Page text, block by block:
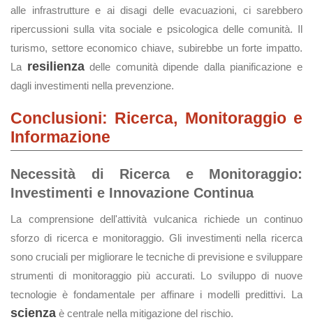
alle infrastrutture e ai disagi delle evacuazioni, ci sarebbero
ripercussioni sulla vita sociale e psicologica delle comunità. Il
turismo, settore economico chiave, subirebbe un forte impatto.
La resilienzadelle comunità dipende dalla pianificazione e
dagli investimenti nella prevenzione.
Conclusioni: Ricerca, Monitoraggio e
Informazione
Necessità di Ricerca e Monitoraggio:
Investimenti e Innovazione Continua
La comprensione dell'attività vulcanica richiede un continuo
sforzo di ricerca e monitoraggio. Gli investimenti nella ricerca
sono cruciali per migliorare le tecniche di previsione e sviluppare
strumenti di monitoraggio più accurati. Lo sviluppo di nuove
tecnologie è fondamentale per affinare i modelli predittivi. La
scienza è centrale nella mitigazione del rischio.